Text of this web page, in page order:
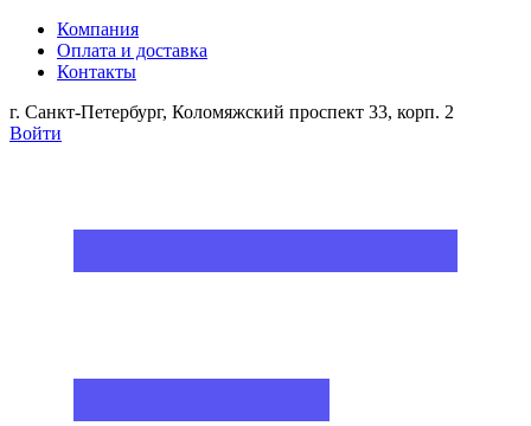
Компания
Оплата и доставка
Контакты
г. Санкт-Петербург, Коломяжский проспект 33, корп. 2
Войти